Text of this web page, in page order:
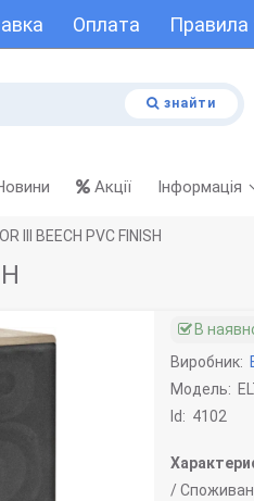
Оплата Правила
знайти
Акції Інформація
III BEECH PVC FINISH
В
Виробник:
Модель:
Id: 4102
/